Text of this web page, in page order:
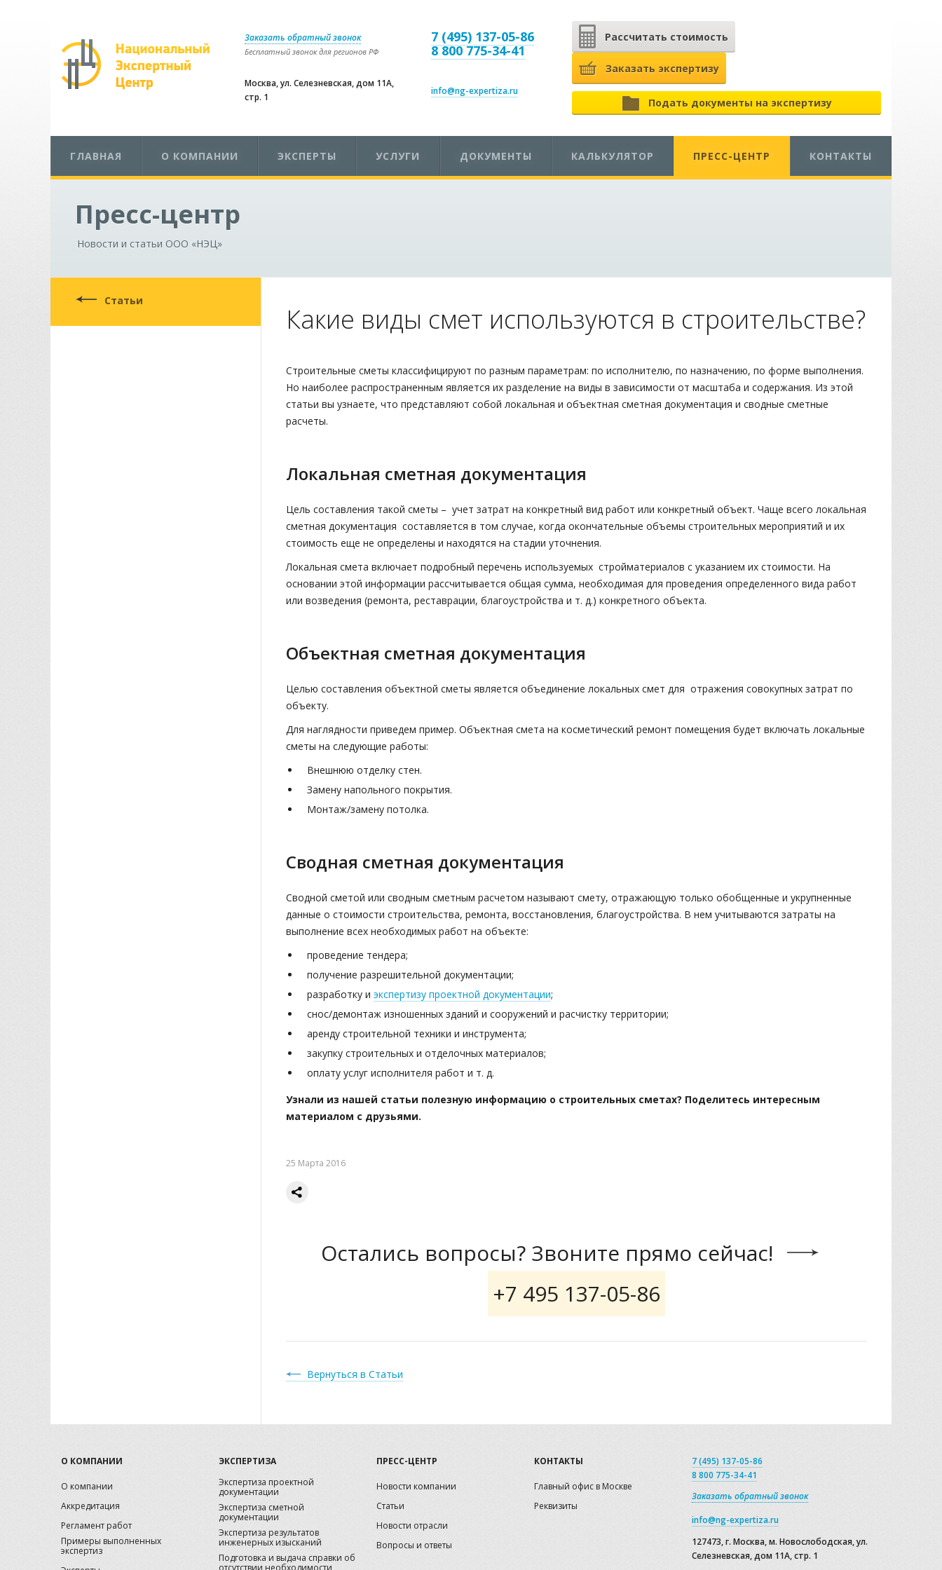
Рассчитать стоимость
Заказать экспертизу
Подать документы на экспертизу
Заказать обратный звонок
Бесплатный звонок для регионов РФ
Москва, ул. Селезневская, дом 11А,
стр. 1
7 (495) 137-05-86
8 800 775-34-41
info@ng-expertiza.ru
ГЛАВНАЯ О КОМПАНИИ ЭКСПЕРТЫ УСЛУГИ ДОКУМЕНТЫ КАЛЬКУЛЯТОР ПРЕСС-ЦЕНТР КОНТАКТЫ
Пресс-центр
Новости и статьи ООО «НЭЦ»
Статьи
Какие виды смет используются в строительстве?
Строительные сметы классифицируют по разным параметрам: по исполнителю, по назначению, по форме выполнения.
Но наиболее распространенным является их разделение на виды в зависимости от масштаба и содержания. Из этой
статьи вы узнаете, что представляют собой локальная и объектная сметная документация и сводные сметные
расчеты.
Локальная сметная документация
Цель составления такой сметы – учет затрат на конкретный вид работ или конкретный объект. Чаще всего локальная
сметная документация составляется в том случае, когда окончательные объемы строительных мероприятий и их
стоимость еще не определены и находятся на стадии уточнения.
Локальная смета включает подробный перечень используемых стройматериалов с указанием их стоимости. На
основании этой информации рассчитывается общая сумма, необходимая для проведения определенного вида работ
или возведения (ремонта, реставрации, благоустройства и т. д.) конкретного объекта.
Объектная сметная документация
Целью составления объектной сметы является объединение локальных смет для отражения совокупных затрат по
объекту.
Для наглядности приведем пример. Объектная смета на косметический ремонт помещения будет включать локальные
сметы на следующие работы:
Внешнюю отделку стен.
Замену напольного покрытия.
Монтаж/замену потолка.
Сводная сметная документация
Сводной сметой или сводным сметным расчетом называют смету, отражающую только обобщенные и укрупненные
данные о стоимости строительства, ремонта, восстановления, благоустройства. В нем учитываются затраты на
выполнение всех необходимых работ на объекте:
проведение тендера;
получение разрешительной документации;
разработку и экспертизу проектной документации;
снос/демонтаж изношенных зданий и сооружений и расчистку территории;
аренду строительной техники и инструмента;
закупку строительных и отделочных материалов;
оплату услуг исполнителя работ и т. д.
Узнали из нашей статьи полезную информацию о строительных сметах? Поделитесь интересным
материалом с друзьями.
25 Марта 2016
Остались вопросы? Звоните прямо сейчас!
+7 495 137-05-86
Вернуться в Статьи
О КОМПАНИИ
О компании
Аккредитация
Регламент работ
Примеры выполненных
экспертиз
ЭКСПЕРТИЗА
Экспертиза проектной
документации
Экспертиза сметной
документации
Экспертиза результатов
инженерных изысканий
Подготовка и выдача справки об
отсутствии необходимости
ПРЕСС-ЦЕНТР
Новости компании
Статьи
Новости отрасли
Вопросы и ответы
КОНТАКТЫ
Главный офис в Москве
Реквизиты
7 (495) 137-05-86
8 800 775-34-41
Заказать обратный звонок
info@ng-expertiza.ru
127473, г. Москва, м. Новослободская, ул.
Селезневская, дом 11А, стр. 1